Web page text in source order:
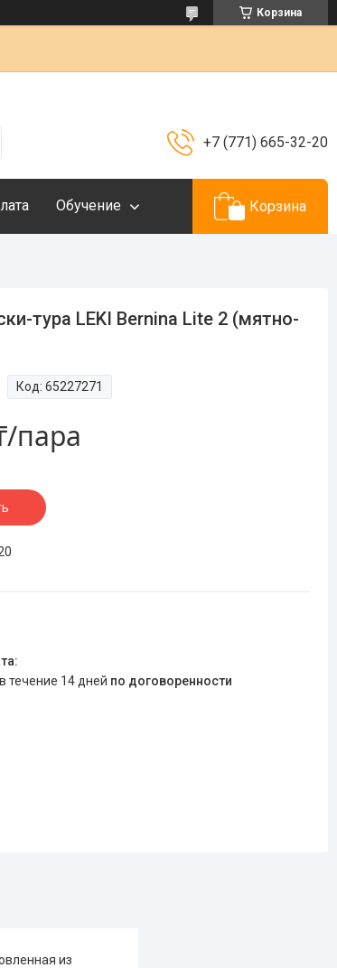
Корзина
+7 (771) 665-32-20
Обучение Корзина
тура LEKI Bernina Lite 2 (мятно-
Код:65227271
пара
течение 14 дней по договоренности
из